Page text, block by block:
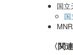
国立
〈関